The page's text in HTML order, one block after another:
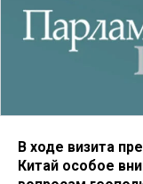
В ходе визита
Китай особое